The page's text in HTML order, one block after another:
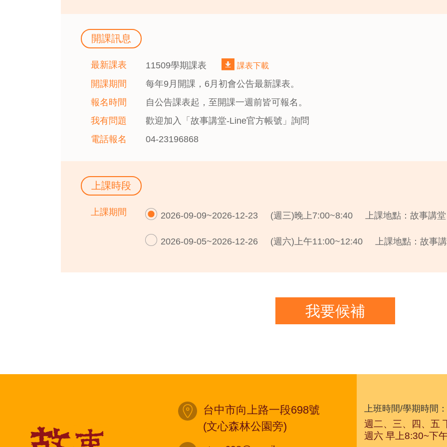
開課訊息
最新課表 11509學期課表 課表下載
開課期間
每年9月開課，6月初會公告最新課表。
報名時間
自公告課表起，至開課一週前皆可報名。
我有問題
歡迎加入「故事講堂-Line官方帳號」詢問
電話報名
04-23196868
上課時段
上課期間 2026-09-09~2026-12-23 (週三)晚上7:00~8:40 上課地點：故事講堂
2026-09-05~2026-12-26 (週六)上午11:00~12:40 上課地點：故事
我要候補
台中市向上路一段698號
(文心森林公園旁)
上班時間/學期時間：
週二、三、四、五
週六 早上8:30~下